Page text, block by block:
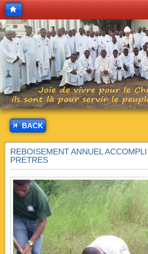
BACK
REBOISEMENT ANNUEL
PRETRES